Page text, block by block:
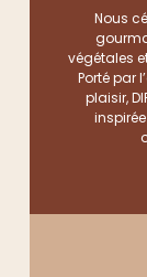
Nous
végétales
Porté par
plaisir,